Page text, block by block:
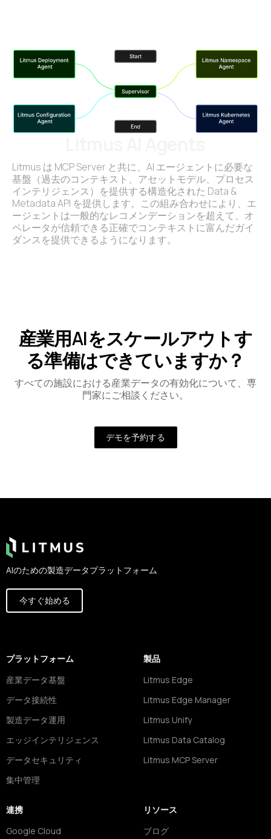
Litmus は MCP Server と共に、AI エージェントに必要な
基盤（過去のコンテキスト、アセットモデル、プロセス
インテリジェンス）を提供する構造化された Data &
Metadata API を提供します。この組み合わせにより、エ
ージェントは一般的なレコメンデーションを超えて、オ
ペレータが信頼できる正確でコンテキストに富んだガイ
ダンスを提供できるようになります。
産業用AIをスケールアウトす
る準備はできていますか？
すべての施設における産業データの有効化について、専
門家にご相談ください。
デモを予約する
AIのための製造データプラットフォーム
今すぐ始める
プラットフォーム
産業データ基盤
データ接続性
製造データ運用
エッジインテリジェンス
データセキュリティ
集中管理
製品
Litmus Edge
Litmus Edge Manager
Litmus Unify
Litmus Data Catalog
Litmus MCP Server
連携
Google Cloud
リソース
ブログ